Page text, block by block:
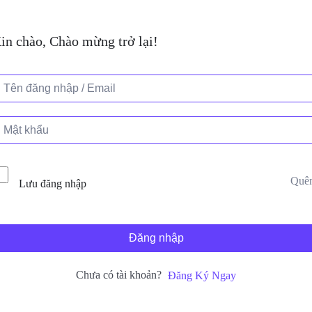
chào, Chào mừng trở lại!
Lưu đăng nhập
Đăng nhập
Chưa có tài khoản? Đăng Ký Ngay